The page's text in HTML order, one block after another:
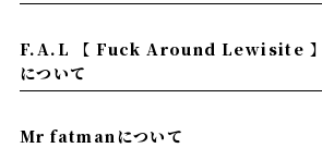
F.A.L 【 Fuck Around Lewisite 】
について
Mr fatmanについて